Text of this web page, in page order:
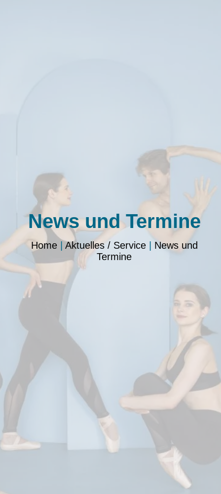
News und Termine
Home| Aktuelles / Service| News und
Termine